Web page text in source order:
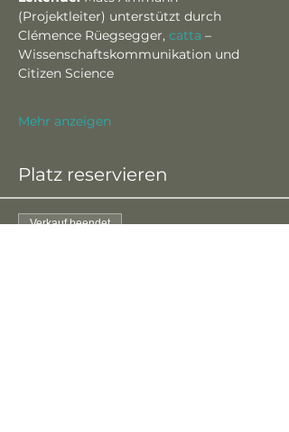
(Projektleiter) unterstützt durch
Clémence Rüegsegger, catta –
Wissenschaftskommunikation und
Citizen Science
Mehr anzeigen
Platz reservieren
Verkauf beendet